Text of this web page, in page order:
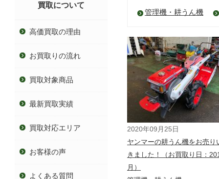
管理機・耕うん機
2020年09月25日
ヤンマーの耕うん機をお売り
きました！（お買取り日：
月）
買取について
高価買取の理由
お買取りの流れ
買取対象商品
最新買取実績
買取対応エリア
お客様の声
よくある質問